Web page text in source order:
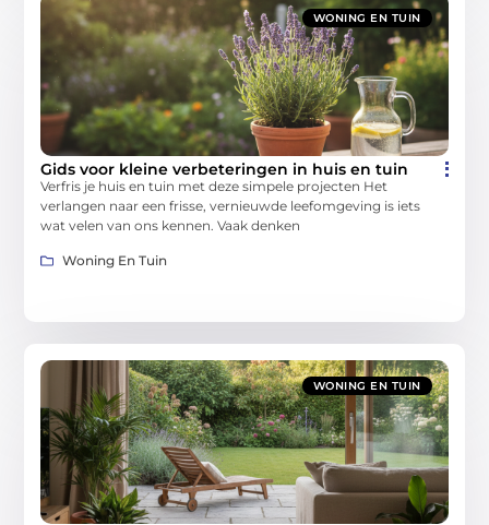
WONING EN TUIN
Gids voor kleine verbeteringen in huis en tuin
Verfris je huis en tuin met deze simpele projecten Het
verlangen naar een frisse, vernieuwde leefomgeving is iets
wat velen van ons kennen. Vaak denken
Woning En Tuin
WONING EN TUIN